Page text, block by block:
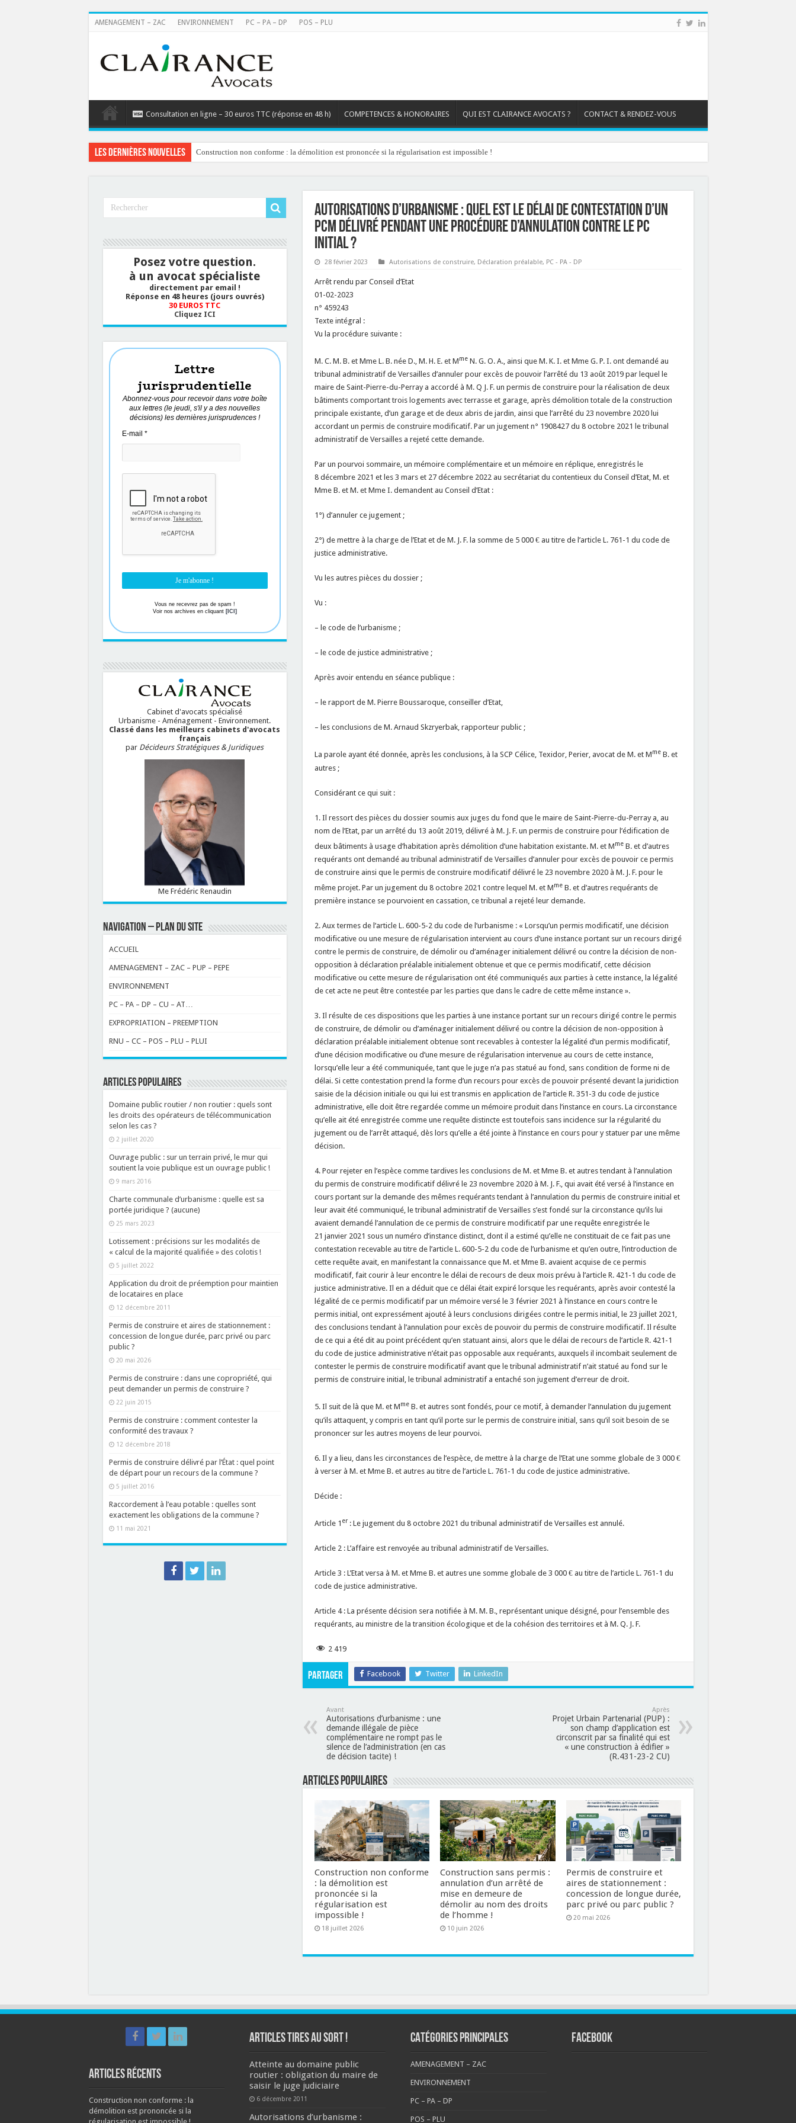
AMENAGEMENT – ZAC ENVIRONNEMENT PC – PA – DP POS – PLU
Consultation en ligne – 30 euros TTC (réponse en 48 h) COMPETENCES & HONORAIRES QUI EST CLAIRANCE AVOCATS ? CONTACT & RENDEZ-VOUS
Les dernières nouvelles Construction non conforme : la démolition est prononcée si la régularisation est impossible !
Autorisations d’urbanisme : quel est le délai de contestation d’un
PCM délivré pendant une procédure d’annulation contre le PC
initial ?
28 février 2023 Autorisations de construire, Déclaration préalable, PC - PA - DP
Arrêt rendu par Conseil d’Etat
01-02-2023
n° 459243
Texte intégral :
Vu la procédure suivante :
M. C. M. B. et Mme L. B. née D., M. H. E. et MmeN. G. O. A., ainsi que M. K. I. et Mme G. P. I. ont demandé au
tribunal administratif de Versailles d’annuler pour excès de pouvoir l’arrêté du 13 août 2019 par lequel le
maire de Saint-Pierre-du-Perray a accordé à M. Q J. F. un permis de construire pour la réalisation de deux
bâtiments comportant trois logements avec terrasse et garage, après démolition totale de la construction
principale existante, d’un garage et de deux abris de jardin, ainsi que l’arrêté du 23 novembre 2020 lui
accordant un permis de construire modificatif. Par un jugement n° 1908427 du 8 octobre 2021 le tribunal
administratif de Versailles a rejeté cette demande.
Par un pourvoi sommaire, un mémoire complémentaire et un mémoire en réplique, enregistrés le
8 décembre 2021 et les 3 mars et 27 décembre 2022 au secrétariat du contentieux du Conseil d’Etat, M. et
Mme B. et M. et Mme I. demandent au Conseil d’Etat :
1°) d’annuler ce jugement ;
2°) de mettre à la charge de l’Etat et de M. J. F. la somme de 5 000 € au titre de l’article L. 761-1 du code de
justice administrative.
Vu les autres pièces du dossier ;
Vu :
– le code de l’urbanisme ;
– le code de justice administrative ;
Après avoir entendu en séance publique :
– le rapport de M. Pierre Boussaroque, conseiller d’Etat,
– les conclusions de M. Arnaud Skzryerbak, rapporteur public ;
La parole ayant été donnée, après les conclusions, à la SCP Célice, Texidor, Perier, avocat de M. et MmeB. et
autres ;
Considérant ce qui suit :
1. Il ressort des pièces du dossier soumis aux juges du fond que le maire de Saint-Pierre-du-Perray a, au
nom de l’Etat, par un arrêté du 13 août 2019, délivré à M. J. F. un permis de construire pour l’édification de
deux bâtiments à usage d’habitation après démolition d’une habitation existante. M. et MmeB. et d’autres
requérants ont demandé au tribunal administratif de Versailles d’annuler pour excès de pouvoir ce permis
de construire ainsi que le permis de construire modificatif délivré le 23 novembre 2020 à M. J. F. pour le
même projet. Par un jugement du 8 octobre 2021 contre lequel M. et MmeB. et d’autres requérants de
première instance se pourvoient en cassation, ce tribunal a rejeté leur demande.
2. Aux termes de l’article L. 600-5-2 du code de l’urbanisme : « Lorsqu’un permis modificatif, une décision
modificative ou une mesure de régularisation intervient au cours d’une instance portant sur un recours dirigé
contre le permis de construire, de démolir ou d’aménager initialement délivré ou contre la décision de non-
opposition à déclaration préalable initialement obtenue et que ce permis modificatif, cette décision
modificative ou cette mesure de régularisation ont été communiqués aux parties à cette instance, la légalité
de cet acte ne peut être contestée par les parties que dans le cadre de cette même instance ».
3. Il résulte de ces dispositions que les parties à une instance portant sur un recours dirigé contre le permis
de construire, de démolir ou d’aménager initialement délivré ou contre la décision de non-opposition à
déclaration préalable initialement obtenue sont recevables à contester la légalité d’un permis modificatif,
d’une décision modificative ou d’une mesure de régularisation intervenue au cours de cette instance,
lorsqu’elle leur a été communiquée, tant que le juge n’a pas statué au fond, sans condition de forme ni de
délai. Si cette contestation prend la forme d’un recours pour excès de pouvoir présenté devant la juridiction
saisie de la décision initiale ou qui lui est transmis en application de l’article R. 351-3 du code de justice
administrative, elle doit être regardée comme un mémoire produit dans l’instance en cours. La circonstance
qu’elle ait été enregistrée comme une requête distincte est toutefois sans incidence sur la régularité du
jugement ou de l’arrêt attaqué, dès lors qu’elle a été jointe à l’instance en cours pour y statuer par une même
décision.
4. Pour rejeter en l’espèce comme tardives les conclusions de M. et Mme B. et autres tendant à l’annulation
du permis de construire modificatif délivré le 23 novembre 2020 à M. J. F., qui avait été versé à l’instance en
cours portant sur la demande des mêmes requérants tendant à l’annulation du permis de construire initial et
leur avait été communiqué, le tribunal administratif de Versailles s’est fondé sur la circonstance qu’ils lui
avaient demandé l’annulation de ce permis de construire modificatif par une requête enregistrée le
21 janvier 2021 sous un numéro d’instance distinct, dont il a estimé qu’elle ne constituait de ce fait pas une
contestation recevable au titre de l’article L. 600-5-2 du code de l’urbanisme et qu’en outre, l’introduction de
cette requête avait, en manifestant la connaissance que M. et Mme B. avaient acquise de ce permis
modificatif, fait courir à leur encontre le délai de recours de deux mois prévu à l’article R. 421-1 du code de
justice administrative. Il en a déduit que ce délai était expiré lorsque les requérants, après avoir contesté la
légalité de ce permis modificatif par un mémoire versé le 3 février 2021 à l’instance en cours contre le
permis initial, ont expressément ajouté à leurs conclusions dirigées contre le permis initial, le 23 juillet 2021,
des conclusions tendant à l’annulation pour excès de pouvoir du permis de construire modificatif. Il résulte
de ce qui a été dit au point précédent qu’en statuant ainsi, alors que le délai de recours de l’article R. 421-1
du code de justice administrative n’était pas opposable aux requérants, auxquels il incombait seulement de
contester le permis de construire modificatif avant que le tribunal administratif n’ait statué au fond sur le
permis de construire initial, le tribunal administratif a entaché son jugement d’erreur de droit.
5. Il suit de là que M. et MmeB. et autres sont fondés, pour ce motif, à demander l’annulation du jugement
qu’ils attaquent, y compris en tant qu’il porte sur le permis de construire initial, sans qu’il soit besoin de se
prononcer sur les autres moyens de leur pourvoi.
6. Il y a lieu, dans les circonstances de l’espèce, de mettre à la charge de l’Etat une somme globale de 3 000 €
à verser à M. et Mme B. et autres au titre de l’article L. 761-1 du code de justice administrative.
Décide :
Article 1 er : Le jugement du 8 octobre 2021 du tribunal administratif de Versailles est annulé.
Article 2 : L’affaire est renvoyée au tribunal administratif de Versailles.
Article 3 : L’Etat versa à M. et Mme B. et autres une somme globale de 3 000 € au titre de l’article L. 761-1 du
code de justice administrative.
Article 4 : La présente décision sera notifiée à M. M. B., représentant unique désigné, pour l’ensemble des
requérants, au ministre de la transition écologique et de la cohésion des territoires et à M. Q. J. F.
2 419
Partager Facebook Twitter LinkedIn
Avant
Autorisations d’urbanisme : une
demande illégale de pièce
complémentaire ne rompt pas le
silence de l’administration (en cas
de décision tacite) !
Après
Projet Urbain Partenarial (PUP) :
son champ d’application est
circonscrit par sa finalité qui est
« une construction à édifier »
(R.431-23-2 CU)
Articles populaires
Construction non conforme
: la démolition est
prononcée si la
régularisation est
impossible !
18 juillet 2026
Construction sans permis :
annulation d’un arrêté de
mise en demeure de
démolir au nom des droits
de l’homme !
10 juin 2026
Permis de construire et
aires de stationnement :
concession de longue durée,
parc privé ou parc public ?
20 mai 2026
Posez votre question.
à un avocat spécialiste
directement par email !
Réponse en 48 heures (jours ouvrés)
30 EUROS TTC
Cliquez ICI
Lettre
jurisprudentielle
Abonnez-vous pour recevoir dans votre boîte
aux lettres (le jeudi, s'il y a des nouvelles
décisions) les dernières jurisprudences !
E-mail *
Vous ne recevrez pas de spam !
Voir nos archives en cliquant [ICI]
Cabinet d'avocats spécialisé
Urbanisme - Aménagement - Environnement.
Classé dans les meilleurs cabinets d'avocats
français
par Décideurs Stratégiques & Juridiques
Me Frédéric Renaudin
NAVIGATION – PLAN DU SITE
ACCUEIL
AMENAGEMENT – ZAC – PUP – PEPE
ENVIRONNEMENT
PC – PA – DP – CU – AT…
EXPROPRIATION – PREEMPTION
RNU – CC – POS – PLU – PLUI
ARTICLES POPULAIRES
Domaine public routier / non routier : quels sont
les droits des opérateurs de télécommunication
selon les cas ?
2 juillet 2020
Ouvrage public : sur un terrain privé, le mur qui
soutient la voie publique est un ouvrage public !
9 mars 2016
Charte communale d’urbanisme : quelle est sa
portée juridique ? (aucune)
25 mars 2023
Lotissement : précisions sur les modalités de
« calcul de la majorité qualifiée » des colotis !
5 juillet 2022
Application du droit de préemption pour maintien
de locataires en place
12 décembre 2011
Permis de construire et aires de stationnement :
concession de longue durée, parc privé ou parc
public ?
20 mai 2026
Permis de construire : dans une copropriété, qui
peut demander un permis de construire ?
22 juin 2015
Permis de construire : comment contester la
conformité des travaux ?
12 décembre 2018
Permis de construire délivré par l’État : quel point
de départ pour un recours de la commune ?
5 juillet 2016
Raccordement à l’eau potable : quelles sont
exactement les obligations de la commune ?
11 mai 2021
Articles récents
Construction non conforme : la
démolition est prononcée si la
ARTICLES TIRES AU SORT !
Atteinte au domaine public
routier : obligation du maire de
saisir le juge judiciaire
6 décembre 2011
Autorisations d’urbanisme :
CATÉGORIES PRINCIPALES
AMENAGEMENT – ZAC
ENVIRONNEMENT
PC – PA – DP
POS – PLU
FACEBOOK